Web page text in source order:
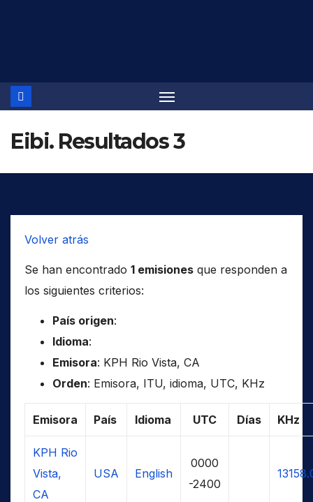
Eibi. Resultados 3
Volver atrás
Se han encontrado 1 emisiones que responden a
los siguientes criterios:
País origen:
Idioma:
Emisora: KPH Rio Vista, CA
Orden: Emisora, ITU, idioma, UTC, KHz
Emisora País Idioma UTC Días KHz
KPH Rio
Vista,
CA
USA English
0000
-2400